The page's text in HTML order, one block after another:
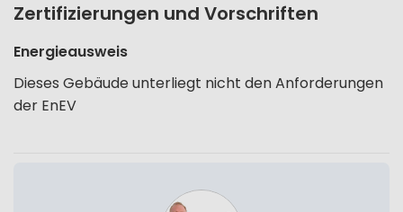
Zertifizierungen und Vorschriften
Energieausweis
Dieses Gebäude unterliegt nicht den Anforderungen
der EnEV